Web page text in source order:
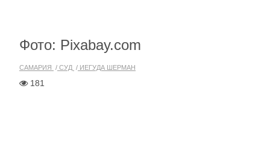
Фото: Pixabay.com
САМАРИЯ СУД ИЕГУДА ШЕРМАН
181